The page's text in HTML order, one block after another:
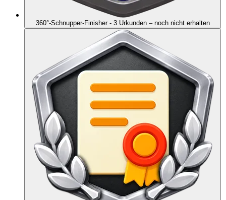
360°-Schnupper-Finisher - 3 Urkunden – noch nicht erhalten